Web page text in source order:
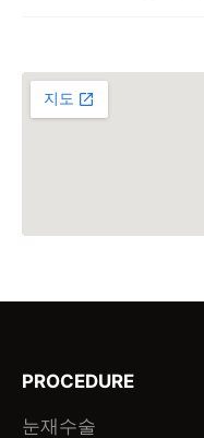
PROCEDURE
눈재수술